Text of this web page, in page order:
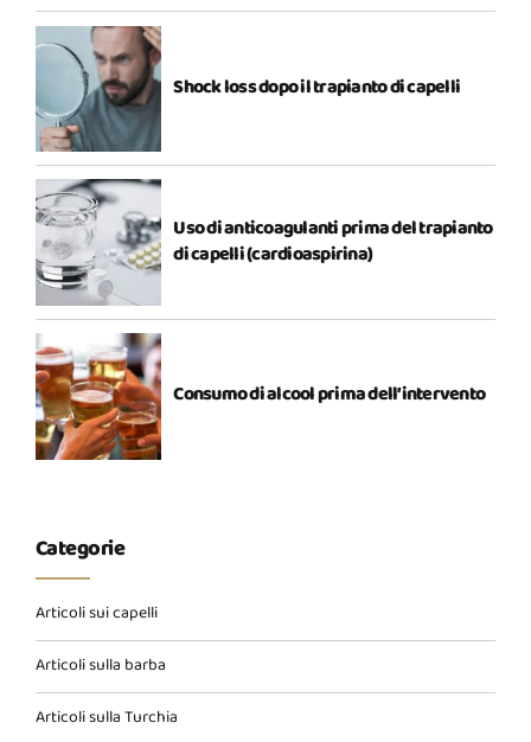
Shock loss dopo il trapianto di capelli
Uso di anticoagulanti prima del trapianto
di capelli (cardioaspirina)
Consumo di alcool prima dell’intervento
Categorie
Articoli sui capelli
Articoli sulla barba
Articoli sulla Turchia